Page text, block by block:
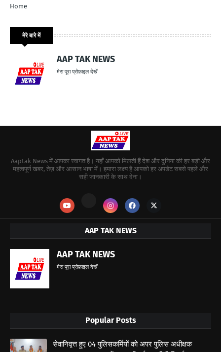
Home
मेरे बारे में
AAP TAK NEWS
मेरा पूरा प्रोफ़ाइल देखें
Aaptak News में आपका स्वागत है। यहाँ आपको मिलती हैं देश और दुनिया की हर बड़ी और
महत्वपूर्ण खबर, तेज़ और आसान भाषा में। हमारा लक्ष्य है आपको हर अपडेट सबसे पहले और
सही जानकारी के साथ देना।
AAP TAK NEWS
AAP TAK NEWS
मेरा पूरा प्रोफ़ाइल देखें
Popular Posts
सेवानिवृत्त हुए 04 पुलिसकर्मियों को अपर पुलिस अधीक्षक